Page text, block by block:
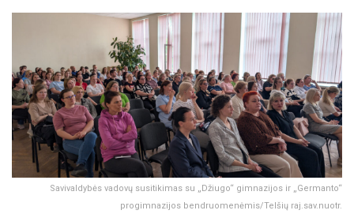
Savivaldybės vadovų susitikimas su „Džiugo“ gimnazijos ir „Germanto“
progimnazijos bendruomenėmis/Telšių raj.sav.nuotr.